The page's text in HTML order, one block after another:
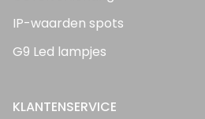
IP-waarden spots
G9 Led lampjes
KLANTENSERVICE